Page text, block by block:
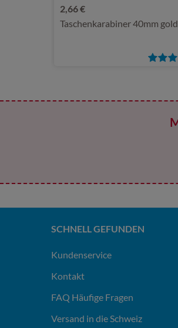
2,66 €
Taschenkarabiner 40mm gold
SCHNELL GEFUNDEN
Kundenservice
Kontakt
FAQ Häufige Fragen
Versand in die Schweiz